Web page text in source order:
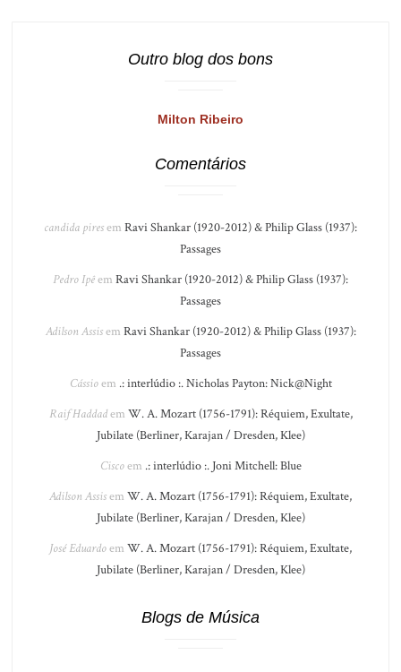
Outro blog dos bons
Milton Ribeiro
Comentários
candida piresem Ravi Shankar (1920-2012) & Philip Glass (1937):
Passages
Pedro Ipêem Ravi Shankar (1920-2012) & Philip Glass (1937):
Passages
Adilson Assisem Ravi Shankar (1920-2012) & Philip Glass (1937):
Passages
Cássioem .: interlúdio :. Nicholas Payton: Nick@Night
Raif Haddadem W. A. Mozart (1756-1791): Réquiem, Exultate,
Jubilate (Berliner, Karajan / Dresden, Klee)
Ciscoem .: interlúdio :. Joni Mitchell: Blue
Adilson Assisem W. A. Mozart (1756-1791): Réquiem, Exultate,
Jubilate (Berliner, Karajan / Dresden, Klee)
José Eduardoem W. A. Mozart (1756-1791): Réquiem, Exultate,
Jubilate (Berliner, Karajan / Dresden, Klee)
Blogs de Música